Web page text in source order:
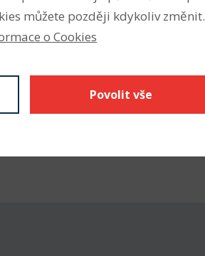
Vnější průměr (mm)
Šířka - B (mm) F
můžete později kdykoliv změnit.
o Cookies
Povolit vše